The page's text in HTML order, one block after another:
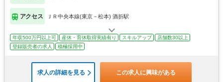
アクセス ＪＲ中央本線(東京－松本) 酒折駅
年収500万円以上可 産休・育休取得実績有り スキルアップ
店舗数30以上
登録販売者の求人
積極採用中
求人の詳細を見る この求人に興味がある